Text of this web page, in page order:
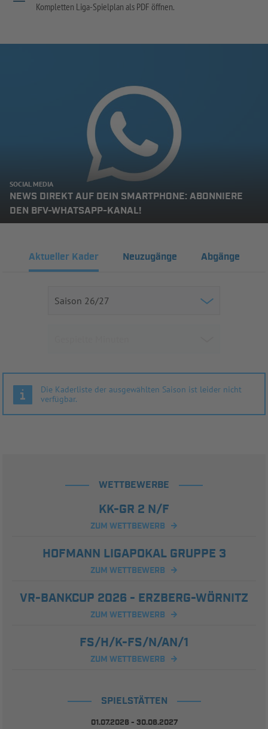
Kompletten Liga-Spielplan als PDF öffnen.
SOCIAL MEDIA
NEWS DIREKT AUF DEIN SMARTPHONE: ABONNIERE
DEN BFV-WHATSAPP-KANAL!
Aktueller Kader Neuzugänge Abgänge
Die Kaderliste der ausgewählten Saison ist leider nicht
verfügbar.
WETTBEWERBE
KK-GR 2 N/F
ZUM WETTBEWERB
HOFMANN LIGAPOKAL GRUPPE 3
ZUM WETTBEWERB
VR-BANKCUP 2026 - ERZBERG-WÖRNITZ
ZUM WETTBEWERB
FS/H/K-FS/N/AN/1
ZUM WETTBEWERB
SPIELSTÄTTEN
01.07.2026 - 30.06.2027